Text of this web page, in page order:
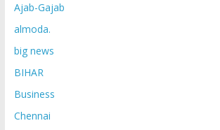
Ajab-Gajab
almoda.
big news
BIHAR
Business
Chennai